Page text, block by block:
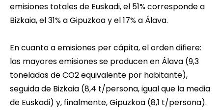
emisiones totales de Euskadi, el 51% corresponde a
Bizkaia, el 31% a Gipuzkoa y el 17% a Álava.
En cuanto a emisiones per cápita, el orden difiere:
las mayores emisiones se producen en Álava (9,3
toneladas de CO2 equivalente por habitante),
seguida de Bizkaia (8,4 t/persona, igual que la media
de Euskadi) y, finalmente, Gipuzkoa (8,1 t/persona).